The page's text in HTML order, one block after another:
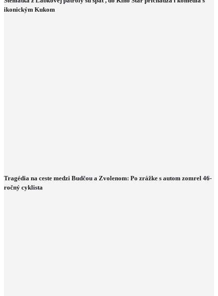
ikonickým Kukom
Tragédia na ceste medzi Budčou a Zvolenom: Po zrážke s autom zomrel 46-
ročný cyklista